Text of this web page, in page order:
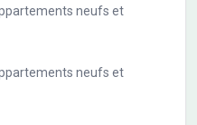
neufs et
neufs et